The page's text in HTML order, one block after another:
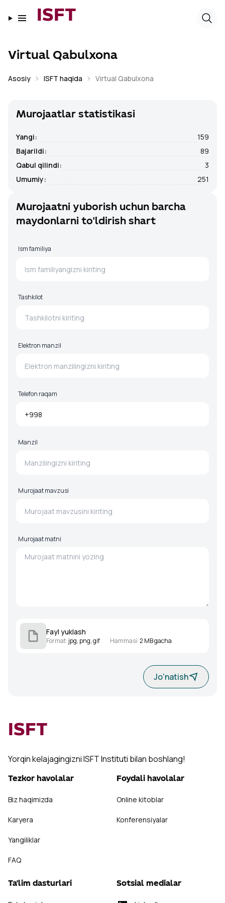
ISFT
Virtual Qabulxona
Asosiy ISFT haqida Virtual Qabulxona
Murojaatlar statistikasi
Yangi:
159
Bajarildi:
89
Qabul qilindi:
3
Umumiy: 251
Murojaatni yuborish uchun barcha
maydonlarni to'ldirish shart
Ism familiya
Tashkilot
Elektron manzil
Telefon raqam
Manzil
Murojaat mavzusi
Murojaat matni
Fayl yuklash
Format: jpg, png, gif Hammasi:2 MB gacha
Jo'natish
ISFT
Yorqin kelajagingizni ISFT Instituti bilan boshlang!
Tezkor havolalar
Biz haqimizda
Karyera
Yangiliklar
FAQ
Foydali havolalar
Online kitoblar
Konferensiyalar
Ta'lim dasturlari Sotsial medialar